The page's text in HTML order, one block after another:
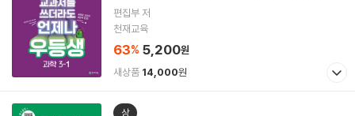
편집부 저
천재교육
63% 5,200원
새상품 14,000원
상